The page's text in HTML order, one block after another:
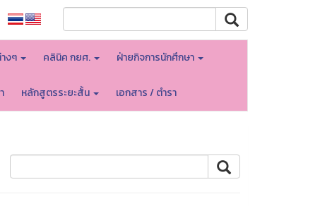
งๆ คลินิค กยศ. ฝ่ายกิจการนักศึกษา
หลักสูตรระยะสั้น เอกสาร / ตำรา